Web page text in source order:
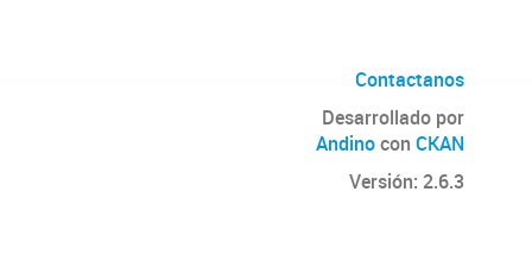
Contactanos
Desarrollado por
Andinocon CKAN
Versión: 2.6.3